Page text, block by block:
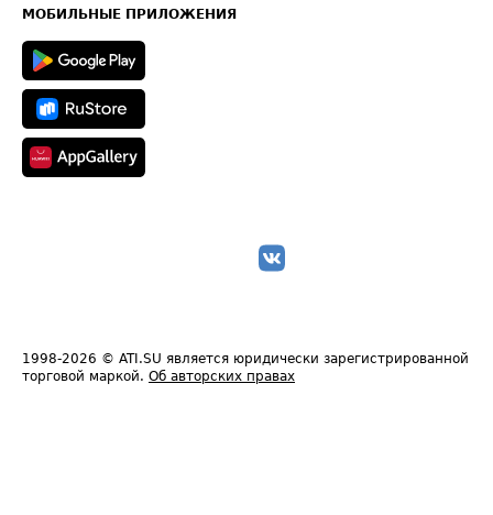
Техническая информация
МОБИЛЬНЫЕ ПРИЛОЖЕНИЯ
1998-2026 © ATI.SU является юридически зарегистрированной
торговой маркой. Об авторских правах